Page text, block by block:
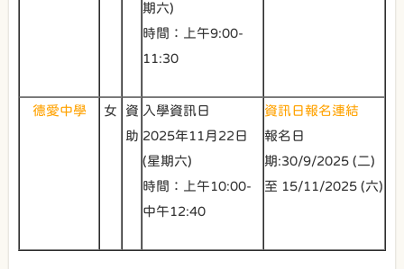
期六)
時間：上午9:00-
11:30
德愛中學 女
資
助
入學資訊日
2025年11月22日
(星期六)
時間：上午10:00-
中午12:40
資訊日報名連結
報名日
期:30/9/2025 (二)
至 15/11/2025 (六)